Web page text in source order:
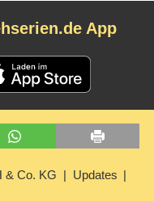
App
& Co. KG Updates